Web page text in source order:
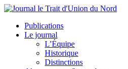
Publications
Le journal
L’Équipe
Historique
Distinctions